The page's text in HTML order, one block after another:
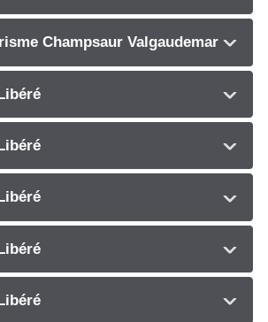
Champsaur Valgaudemar